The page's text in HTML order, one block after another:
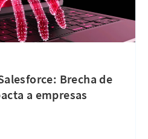
Brecha de
a empresas